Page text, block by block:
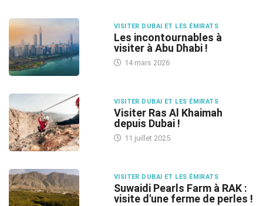
VISITER DUBAI ET LES ÉMIRATS
Les incontournables à
visiter à Abu Dhabi !
14 mars 2026
VISITER DUBAI ET LES ÉMIRATS
Visiter Ras Al Khaimah
depuis Dubai !
11 juillet 2025
VISITER DUBAI ET LES ÉMIRATS
Suwaidi Pearls Farm à RAK :
visite d'une ferme de perles !